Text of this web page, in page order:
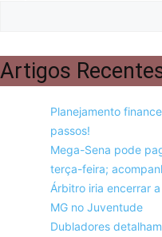
Artigos
Planejamento
passos!
Mega-Sena pode
terça-feira;
Árbitro iria encerrar
MG no Juventude
Dubladores